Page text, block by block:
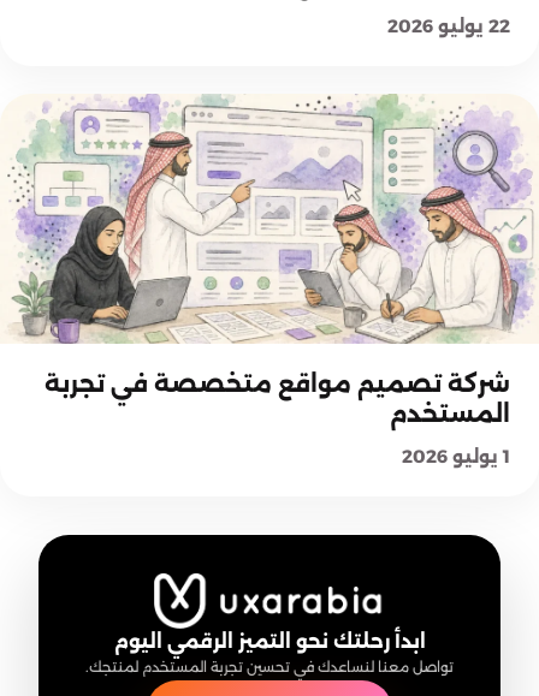
22 يوليو 2026
شركة تصميم مواقع متخصصة في تجربة
المستخدم
1 يوليو 2026
ابدأ رحلتك نحو التميز الرقمي اليوم
تواصل معنا لنساعدك في تحسين تجربة المستخدم لمنتجك.